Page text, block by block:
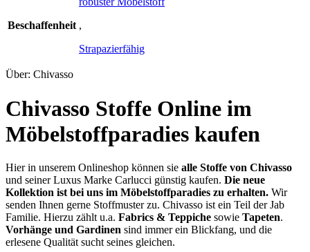
Beschaffenheit ,
Strapazierfähig
Über: Chivasso
Chivasso Stoffe Online im
Möbelstoffparadies kaufen
Hier in unserem Onlineshop können sie alle Stoffe von Chivasso
und seiner Luxus Marke Carlucci günstig kaufen. Die neue
Kollektion ist bei uns im Möbelstoffparadies zu erhalten. Wir
senden Ihnen gerne Stoffmuster zu. Chivasso ist ein Teil der Jab
Familie. Hierzu zählt u.a. Fabrics & Teppiche sowie Tapeten.
Vorhänge und Gardinen sind immer ein Blickfang, und die
erlesene Qualität sucht seines gleichen.